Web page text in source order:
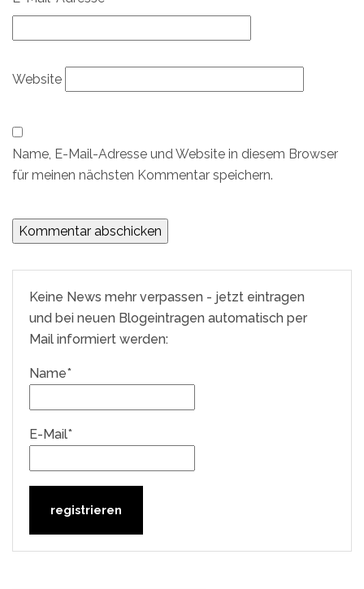
Website
Name, E-Mail-Adresse und Website in diesem Browser
für meinen nächsten Kommentar speichern.
Keine News mehr verpassen - jetzt eintragen
und bei neuen Blogeintragen automatisch per
Mail informiert werden:
Name*
E-Mail*